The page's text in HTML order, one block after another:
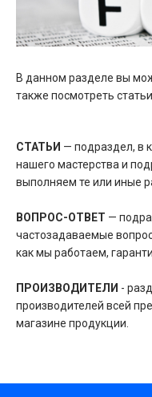
В данном разделе вы
также посмотреть
СТАТЬИ — подраздел, в
нашего мастерства и
выполняем те или иные
ВОПРОС-ОТВЕТ —
частозадаваемые
как мы работаем,
ПРОИЗВОДИТЕЛИ -
производителей всей
магазине продукции.